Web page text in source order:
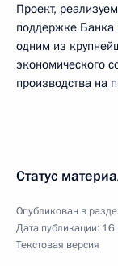
Проект,
поддержке Банка
одним из
экономического
производства на
Статус
Опубликован в
Дата публикации: 16
Текстовая версия